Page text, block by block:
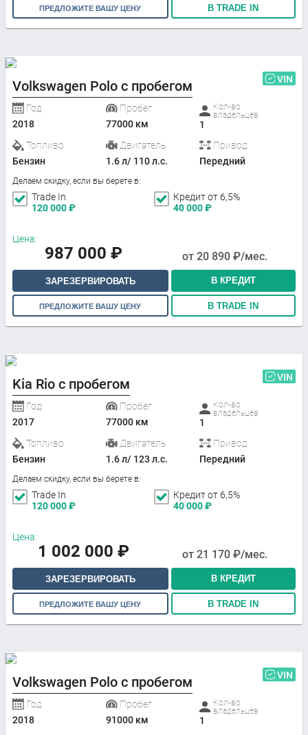
ПРЕДЛОЖИТЕ ВАШУ ЦЕНУ В TRADE IN
Volkswagen Polo с пробегом VIN
Год
2018
Пробег
77000 км
Кол-во
владельцев
1
Топливо
Бензин
Двигатель
1.6 л/ 110 л.с.
Привод
Передний
Делаем скидку, если вы берете в:
Trade In
120 000₽
Кредит от 6,5%
40 000₽
Цена:
987 000 ₽ от 20 890 ₽/мес.
ЗАРЕЗЕРВИРОВАТЬ В КРЕДИТ
ПРЕДЛОЖИТЕ ВАШУ ЦЕНУ В TRADE IN
Kia Rio с пробегом VIN
Год
2017
Пробег
77000 км
Кол-во
владельцев
1
Топливо
Бензин
Двигатель
1.6 л/ 123 л.с.
Привод
Передний
Делаем скидку, если вы берете в:
Trade In
120 000₽
Кредит от 6,5%
40 000₽
Цена:
1 002 000 ₽ от 21 170 ₽/мес.
ЗАРЕЗЕРВИРОВАТЬ В КРЕДИТ
ПРЕДЛОЖИТЕ ВАШУ ЦЕНУ В TRADE IN
Volkswagen Polo с пробегом VIN
Год
2018
Пробег
91000 км
Кол-во
владельцев
1